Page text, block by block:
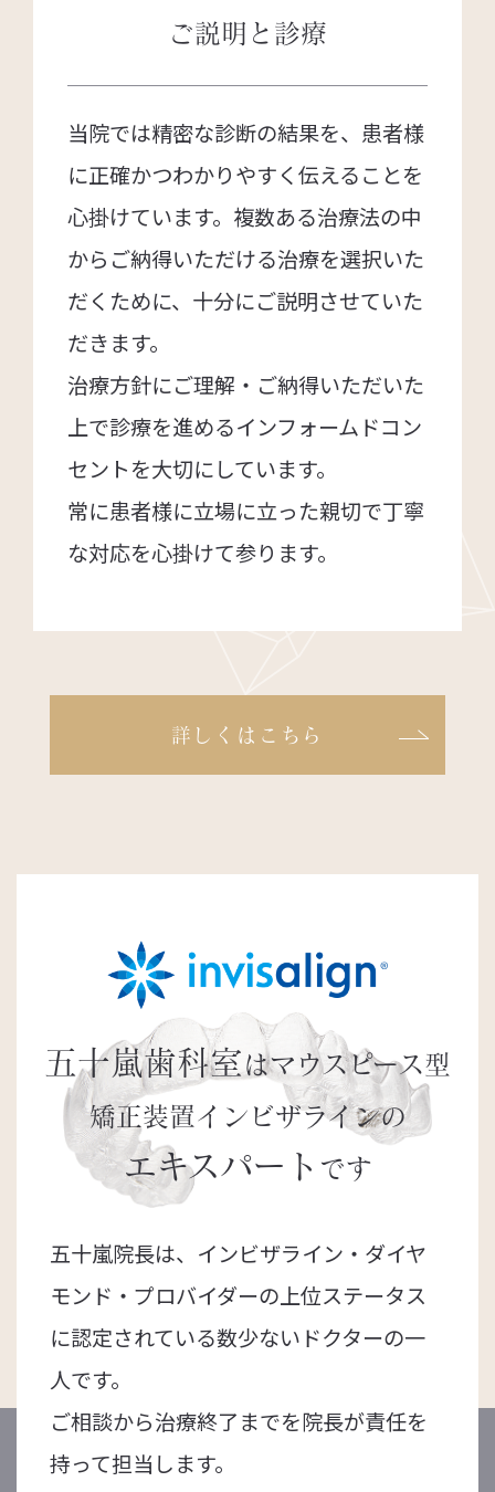
ご説明と診療
当院では精密な診断の結果を、患者様
に正確かつわかりやすく伝えることを
心掛けています。複数ある治療法の中
からご納得いただける治療を選択いた
だくために、十分にご説明させていた
だきます。
治療方針にご理解・ご納得いただいた
上で診療を進めるインフォームドコン
セントを大切にしています。
常に患者様に立場に立った親切で丁寧
な対応を心掛けて参ります。
詳しくはこちら
五十嵐歯科室 はマウスピース型
矯正装置インビザラインの
エキスパート です
五十嵐院長は、インビザライン・ダイヤ
モンド・プロバイダーの上位ステータス
に認定されている数少ないドクターの一
人です。
ご相談から治療終了までを院長が責任を
持って担当します。